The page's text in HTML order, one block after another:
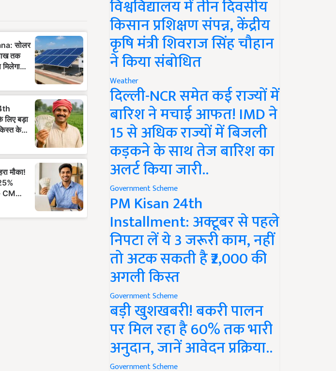
विश्वविद्यालय में तीन दिवसीय
किसान प्रशिक्षण संपन्न, केंद्रीय
कृषि मंत्री शिवराज सिंह चौहान
ने किया संबोधित
Weather
दिल्ली-NCR समेत कई राज्यों में
बारिश ने मचाई आफत! IMD ने
15 से अधिक राज्यों में बिजली
कड़कने के साथ तेज बारिश का
अलर्ट किया जारी..
Government Scheme
PM Kisan 24th
Installment: अक्टूबर से पहले
निपटा लें ये 3 जरूरी काम, नहीं
तो अटक सकती है ₹2,000 की
अगली किस्त
Government Scheme
बड़ी खुशखबरी! बकरी पालन
पर मिल रहा है 60% तक भारी
अनुदान, जानें आवेदन प्रक्रिया..
Government Scheme